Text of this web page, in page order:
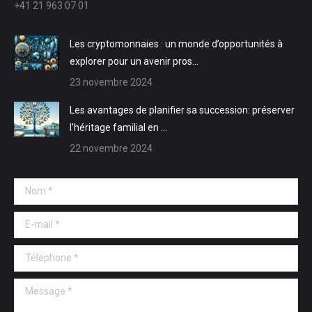
+41 21 963 07 01
Les cryptomonnaies : un monde d’opportunités à
explorer pour un avenir pros…
23 novembre 2024
Les avantages de planifier sa succession: préserver
l’héritage familial en …
22 novembre 2024
Nom *
E-mail *
Téléphone *
Message *